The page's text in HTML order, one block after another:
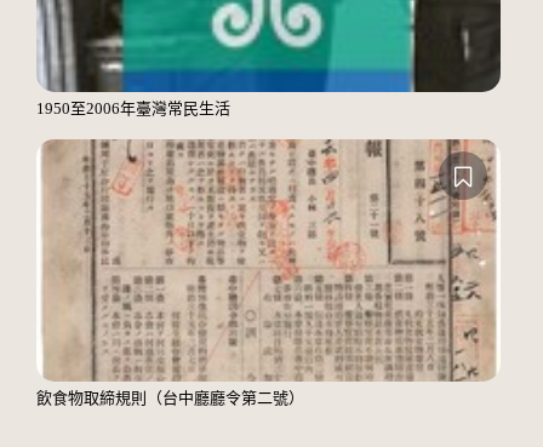
1950至2006年臺灣常民生活
飲食物取締規則（台中廳廳令第二號）